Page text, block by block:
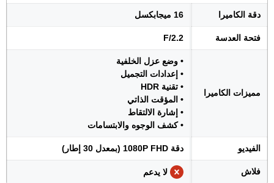
دقة الكاميرا 16 ميجابكسل
فتحة العدسة F/2.2
مميزات الكاميرا
• وضع عزل الخلفية
• إعدادات التجميل
• تقنية HDR
• المؤقت الذاتي
• إشارة الالتقاط
• كشف الوجوه والابتسامات
الفيديو دقة 1080P FHD (بمعدل 30 إطار)
فلاش لا يدعم